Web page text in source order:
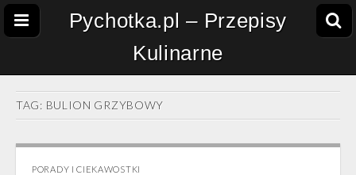
Pychotka.pl – Przepisy
Kulinarne
TAG: BULION GRZYBOWY
PORADY I CIEKAWOSTKI